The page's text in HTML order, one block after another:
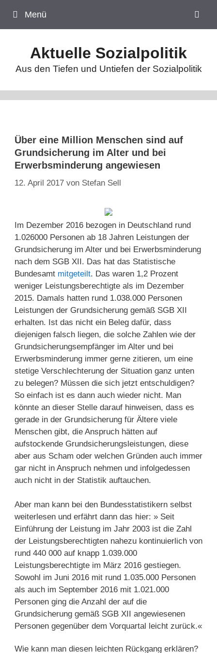
Inhalt
springen
Menü
Aktuelle Sozialpolitik
Aus den Tiefen und Untiefen der Sozialpolitik
Über eine Million Menschen sind auf
Grundsicherung im Alter und bei
Erwerbsminderung angewiesen
12. April 2017 von Stefan Sell
Im Dezember 2016 bezogen in Deutschland rund
1.026000 Personen ab 18 Jahren Leistungen der
Grundsicherung im Alter und bei Erwerbsminderung
nach dem SGB XII. Das hat das Statistische
Bundesamt mitgeteilt. Das waren 1,2 Prozent
weniger Leistungsberechtigte als im Dezember
2015. Damals hatten rund 1.038.000 Personen
Leistungen der Grundsicherung gemäß SGB XII
erhalten. Ist das nicht ein Beleg dafür, dass
diejenigen falsch liegen, die solche Zahlen wie der
Grundsicherungsempfänger im Alter und bei
Erwerbsminderung immer gerne zitieren, um eine
stetige Verschlechterung der Situation ganz unten
zu belegen? Müssen die sich jetzt entschuldigen?
So einfach ist es dann auch wieder nicht. Man
könnte an dieser Stelle darauf hinweisen, dass es
gerade in der Grundsicherung für Ältere viele
Menschen gibt, die Anspruch hätten auf
aufstockende Grundsicherungsleistungen, diese
aber aus Scham oder welchen Gründen auch immer
gar nicht in Anspruch nehmen und infolgedessen
auch nicht in der Statistik auftauchen.
Aber man kann bei den Bundesstatistikern selbst
weiterlesen und erfährt dann das hier: » Seit
Einführung der Leistung im Jahr 2003 ist die Zahl
der Leistungsberechtigten nahezu kontinuierlich von
rund 440 000 auf knapp 1.039.000
Leistungsberechtigte im März 2016 gestiegen.
Sowohl im Juni 2016 mit rund 1.035.000 Personen
als auch im September 2016 mit 1.021.000
Personen ging die Anzahl der auf die
Grundsicherung gemäß SGB XII angewiesenen
Personen gegenüber dem Vorquartal leicht zurück.«
Wie kann man diesen leichten Rückgang erklären?